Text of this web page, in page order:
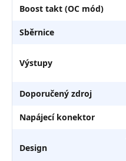
Boost takt (OC mód)
Sběrnice
Výstupy
Doporučený zdroj
Napájecí konektor
Design